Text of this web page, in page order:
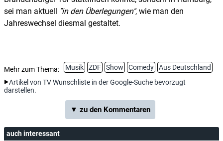
sei man aktuell in den Überlegungen , wie man den
Jahreswechsel diesmal gestaltet.
Mehr zum Thema: Musik ZDF Show Comedy
Aus Deutschland
Artikel von TV Wunschliste in der Google-Suche bevorzugt
darstellen.
▼ zu den Kommentaren
auch interessant